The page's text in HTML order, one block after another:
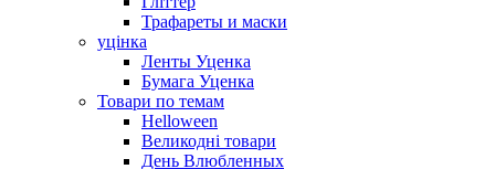
Трафареты и маски
уцінка
Ленты Уценка
Бумага Уценка
Товари по темам
Helloween
Великодні товари
День Влюбленных